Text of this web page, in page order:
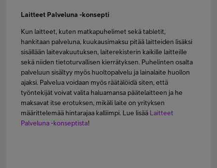
Laitteet Palveluna -konsepti
Kun laitteet, kuten matkapuhelimet sekä tabletit,
hankitaan palveluna, kuukausimaksu pitää laitteiden lisäksi
sisällään laitevakuutuksen, laiterekisterin kaikille laitteille
sekä niiden tietoturvallisen kierrätyksen. Puhelinten osalta
palveluun sisältyy myös huoltopalvelu ja lainalaite huollon
ajaksi. Palvelua voidaan myös räätälöidä siten, että
työntekijät voivat valita haluamansa päätelaitteen ja he
maksavat itse erotuksen, mikäli laite on yrityksen
määrittelemää hintarajaa kalliimpi. Lue lisää Laitteet
Palveluna -konseptista!